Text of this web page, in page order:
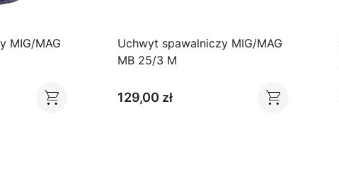
MIG/MAG
Uchwyt spawalniczy MIG/MAG
MB 25/3 M
129,00 zł